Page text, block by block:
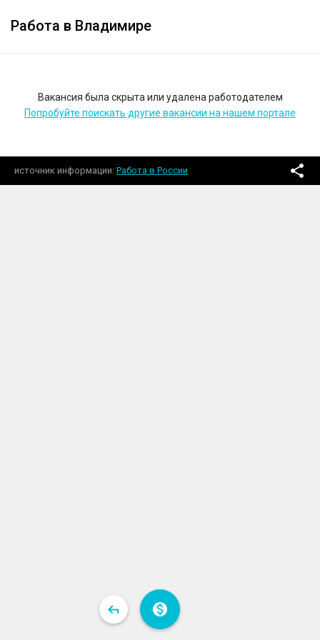
Работа в Владимире
Вакансия была скрыта или удалена работодателем
Попробуйте поискать другие вакансии на нашем портале
источник информации Работа в России